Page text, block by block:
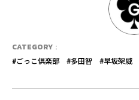
CATEGORY：
#ごっこ倶楽部 #多田智 #早坂架威